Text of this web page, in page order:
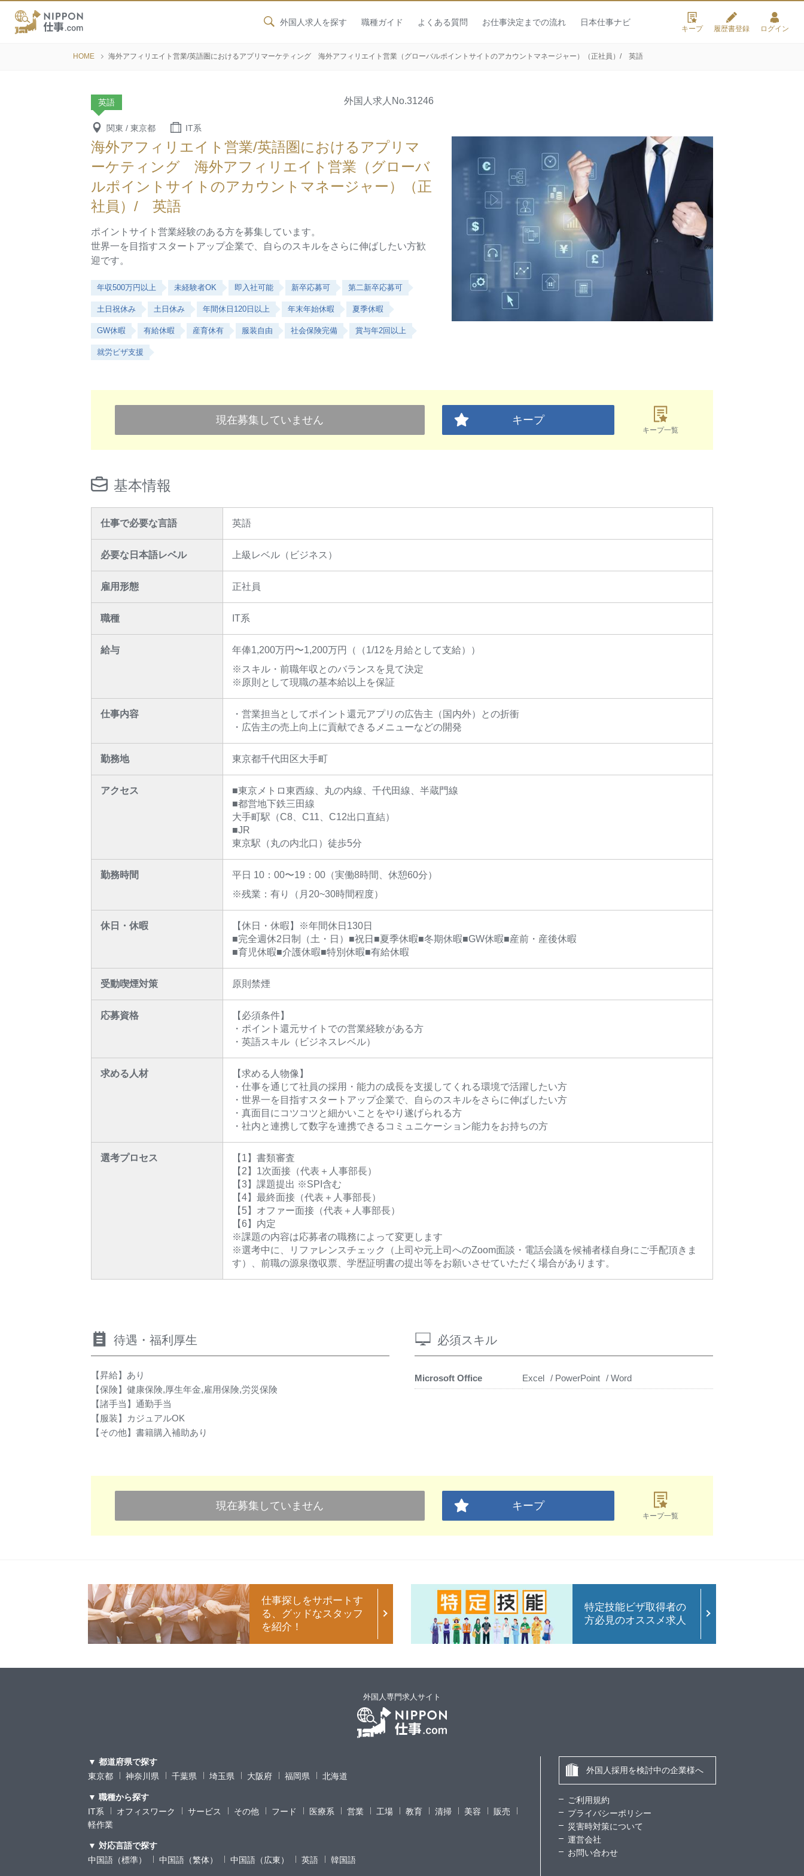
外国人求人を探す 職種ガイド よくある質問 お仕事決定までの流れ 日本仕事ナビ
キープ 履歴書登録 ログイン
HOME 海外アフィリエイト営業/英語圏におけるアプリマーケティング 海外アフィリエイト営業（グローバルポイントサイトのアカウントマネージャー）（正社員）/ 英語
英語 外国人求人 No.31246
関東 / 東京都 IT系
海外アフィリエイト営業/英語圏におけるアプリマ
ーケティング 海外アフィリエイト営業（グローバ
ルポイントサイトのアカウントマネージャー）（正
社員）/ 英語
ポイントサイト営業経験のある方を募集しています。
世界一を目指すスタートアップ企業で、自らのスキルをさらに伸ばしたい方歓
迎です。
年収500万円以上 未経験者OK 即入社可能 新卒応募可 第二新卒応募可
土日祝休み 土日休み 年間休日120日以上 年末年始休暇 夏季休暇
GW休暇 有給休暇 産育休有 服装自由 社会保険完備 賞与年2回以上
就労ビザ支援
現在募集していません キープ
キープ一覧
基本情報
仕事で必要な言語 英語
必要な日本語レベル 上級レベル（ビジネス）
雇用形態 正社員
職種 IT系
給与
年俸1,200万円〜1,200万円（（1/12を月給として支給））
※スキル・前職年収とのバランスを見て決定
※原則として現職の基本給以上を保証
仕事内容
・営業担当としてポイント還元アプリの広告主（国内外）との折衝
・広告主の売上向上に貢献できるメニューなどの開発
勤務地 東京都千代田区大手町
アクセス
■東京メトロ東西線、丸の内線、千代田線、半蔵門線
■都営地下鉄三田線
大手町駅（C8、C11、C12出口直結）
■JR
東京駅（丸の内北口）徒歩5分
勤務時間
平日 10：00〜19：00（実働8時間、休憩60分）
※残業：有り（月20~30時間程度）
休日・休暇
【休日・休暇】※年間休日130日
■完全週休2日制（土・日）■祝日■夏季休暇■冬期休暇■GW休暇■産前・産後休暇
■育児休暇■介護休暇■特別休暇■有給休暇
受動喫煙対策 原則禁煙
応募資格
【必須条件】
・ポイント還元サイトでの営業経験がある方
・英語スキル（ビジネスレベル）
求める人材
【求める人物像】
・仕事を通じて社員の採用・能力の成長を支援してくれる環境で活躍したい方
・世界一を目指すスタートアップ企業で、自らのスキルをさらに伸ばしたい方
・真面目にコツコツと細かいことをやり遂げられる方
・社内と連携して数字を連携できるコミュニケーション能力をお持ちの方
選考プロセス
【1】書類審査
【2】1次面接（代表＋人事部長）
【3】課題提出 ※SPI含む
【4】最終面接（代表＋人事部長）
【5】オファー面接（代表＋人事部長）
【6】内定
※課題の内容は応募者の職務によって変更します
※選考中に、リファレンスチェック（上司や元上司へのZoom面談・電話会議を候補者様自身にご手配頂きま
す）、前職の源泉徴収票、学歴証明書の提出等をお願いさせていただく場合があります。
待遇・福利厚生
【昇給】あり
【保険】健康保険,厚生年金,雇用保険,労災保険
【諸手当】通勤手当
【服装】カジュアルOK
【その他】書籍購入補助あり
必須スキル
Microsoft Office Excel PowerPoint Word
現在募集していません キープ
キープ一覧
仕事探しをサポートす
る、グッドなスタッフ
を紹介！
特定技能ビザ取得者の
方必見のオススメ求人
外国人専門求人サイト
▼ 都道府県で探す
東京都
神奈川県 千葉県 埼玉県 大阪府 福岡県 北海道
▼ 職種から探す
IT系
オフィスワーク サービス その他 フード 医療系 営業 工場 教育 清掃 美容
販売
軽作業
▼ 対応言語で探す
中国語（標準）
中国語（繁体） 中国語（広東） 英語 韓国語
外国人採用を検討中の企業様へ
ご利用規約
プライバシーポリシー
災害時対策について
運営会社
お問い合わせ